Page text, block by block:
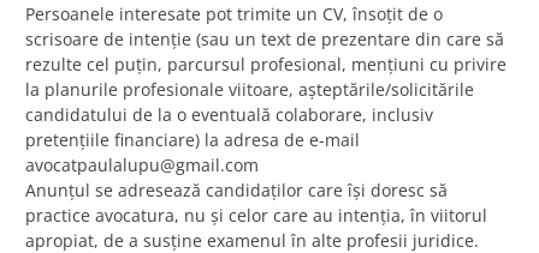
Persoanele interesate pot trimite un CV, însoțit de o
scrisoare de intenție (sau un text de prezentare din care să
rezulte cel puțin, parcursul profesional, mențiuni cu privire
la planurile profesionale viitoare, așteptările/solicitările
candidatului de la o eventuală colaborare, inclusiv
pretențiile financiare) la adresa de e-mail
avocatpaulalupu@gmail.com
Anunțul se adresează candidaților care își doresc să
practice avocatura, nu și celor care au intenția, în viitorul
apropiat, de a susține examenul în alte profesii juridice.